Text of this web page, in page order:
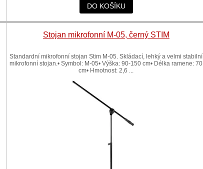
DO KOŠÍKU
Stojan mikrofonní M-05, černý STIM
Standardní mikrofonní stojan Stim M-05. Skládací, lehký a velmi stabilní
mikrofonní stojan.• Symbol: M-05• Výška: 90-150 cm• Délka ramene: 70
cm• Hmotnost: 2,6 ...